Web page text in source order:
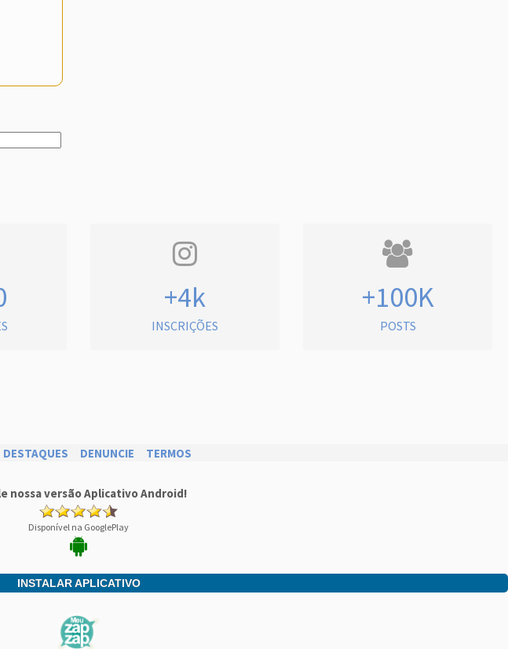
+4k
INSCRIÇÕES
+100K
POSTS
DESTAQUES DENUNCIE TERMOS
nossa versão Aplicativo Android!
Disponível na GooglePlay
INSTALAR APLICATIVO